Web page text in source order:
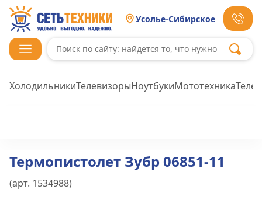
Усолье-Сибирское
ХолодильникиТелевизорыНоутбукиМототехника
Термопистолет Зубр 06851-11
(арт. 1534988)